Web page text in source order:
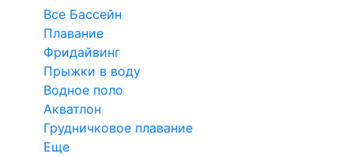
Все Бассейн
Плавание
Фридайвинг
Прыжки в воду
Водное поло
Акватлон
Грудничковое плавание
Еще